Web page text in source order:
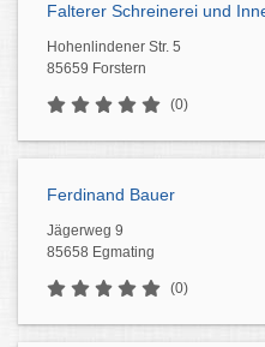
Falterer Schreinerei und
Hohenlindener Str. 5
85659 Forstern
(0)
Ferdinand Bauer
Jägerweg 9
85658 Egmating
(0)